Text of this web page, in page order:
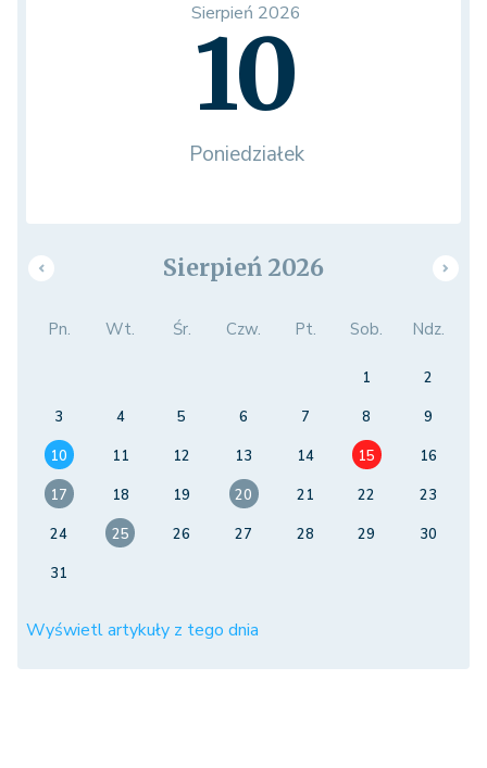
Sierpień 2026
10
Poniedziałek
Sierpień 2026
Pn. Wt. Śr. Czw. Pt. Sob. Ndz.
1
2
3
4 5 6 7 8
9
10
11 12 13 14 15
16
17
18 19 20 21 22
23
24
25 26 27 28 29
30
31
Wyświetl artykuły z tego dnia